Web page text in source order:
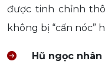
được tinh chỉnh
không bị “cấn nóc”
Hũ ngọc